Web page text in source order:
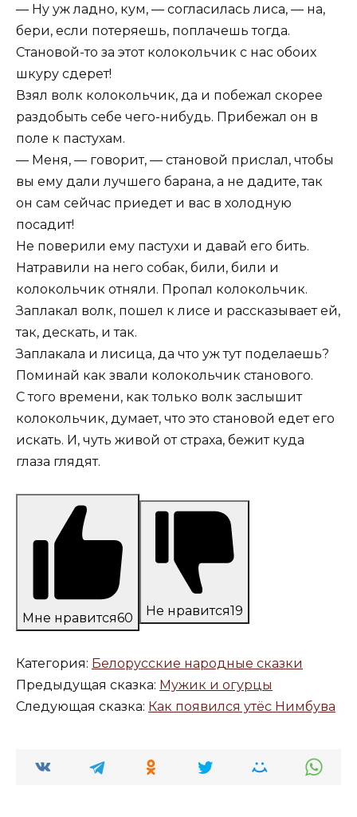
— Ну уж ладно, кум, — согласилась лиса, — на,
бери, если потеряешь, поплачешь тогда.
Становой-то за этот колокольчик с нас обоих
шкуру сдерет!
Взял волк колокольчик, да и побежал скорее
раздобыть себе чего-нибудь. Прибежал он в
поле к пастухам.
— Меня, — говорит, — становой прислал, чтобы
вы ему дали лучшего барана, а не дадите, так
он сам сейчас приедет и вас в холодную
посадит!
Не поверили ему пастухи и давай его бить.
Натравили на него собак, били, били и
колокольчик отняли. Пропал колокольчик.
Заплакал волк, пошел к лисе и рассказывает ей,
так, дескать, и так.
Заплакала и лисица, да что уж тут поделаешь?
Поминай как звали колокольчик станового.
С того времени, как только волк заслышит
колокольчик, думает, что это становой едет его
искать. И, чуть живой от страха, бежит куда
глаза глядят.
Мне нравится60 Не нравится19
Категория: Белорусские народные сказки
Предыдущая сказка: Мужик и огурцы
Следующая сказка: Как появился утёс Нимбува